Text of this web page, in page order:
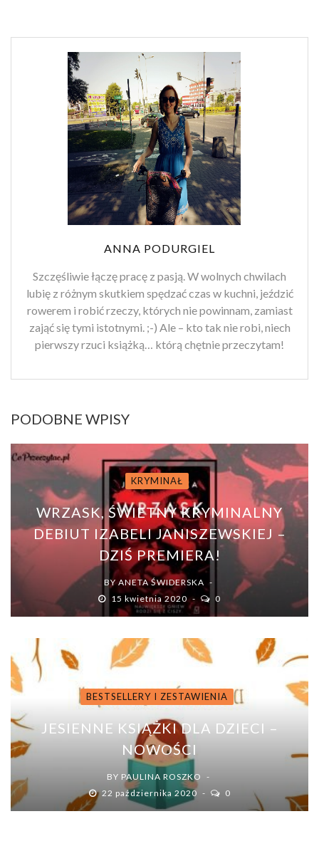
ANNA PODURGIEL
Szczęśliwie łączę pracę z pasją. W wolnych chwilach
lubię z różnym skutkiem spędzać czas w kuchni, jeździć
rowerem i robić rzeczy, których nie powinnam, zamiast
zająć się tymi istotnymi. ;-) Ale – kto tak nie robi, niech
pierwszy rzuci książką… którą chętnie przeczytam!
PODOBNE WPISY
KRYMINAŁ
WRZASK, ŚWIETNY KRYMINALNY
DEBIUT IZABELI JANISZEWSKIEJ –
DZIŚ PREMIERA!
BYANETA ŚWIDERSKA
15 kwietnia 2020
0
BESTSELLERY I ZESTAWIENIA
JESIENNE KSIĄŻKI DLA DZIECI –
NOWOŚCI
BY PAULINA ROSZKO
22 października 2020
0